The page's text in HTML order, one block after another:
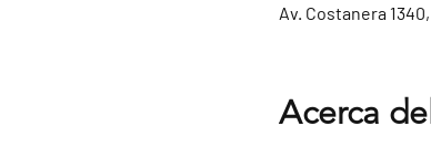
Av. Costanera
Acerca